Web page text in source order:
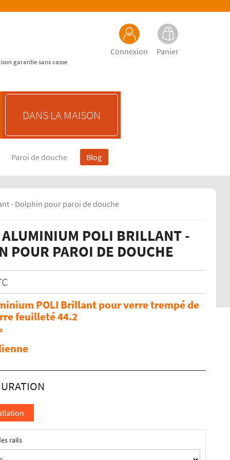
Connexion Panier
garantie sans casse
DANS LA MAISON
Paroi de douche Blog
- Dolphin pour paroi de douche
POLI BRILLANT -
POUR PAROI DE DOUCHE
POLI Brillant pour verre trempé de
feuilleté 44.2
rails